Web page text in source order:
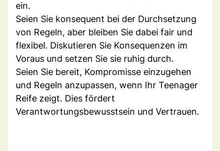
ein.
Seien Sie konsequent bei der Durchsetzung
von Regeln, aber bleiben Sie dabei fair und
flexibel. Diskutieren Sie Konsequenzen im
Voraus und setzen Sie sie ruhig durch.
Seien Sie bereit, Kompromisse einzugehen
und Regeln anzupassen, wenn Ihr Teenager
Reife zeigt. Dies fördert
Verantwortungsbewusstsein und Vertrauen.